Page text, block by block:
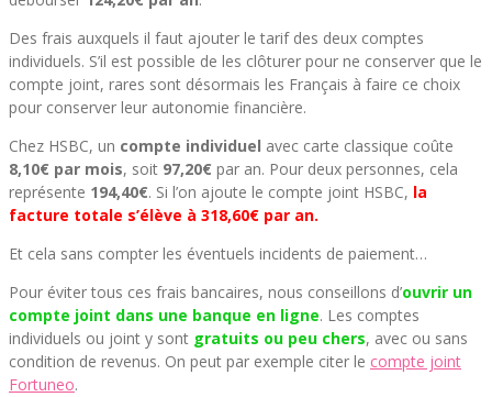
Des frais auxquels il faut ajouter le tarif des deux comptes
individuels. S’il est possible de les clôturer pour ne conserver que le
compte joint, rares sont désormais les Français à faire ce choix
pour conserver leur autonomie financière.
Chez HSBC, un compte individuel avec carte classique coûte
8,10€ par mois, soit 97,20€ par an. Pour deux personnes, cela
représente 194,40€. Si l’on ajoute le compte joint HSBC, la
facture totale s’élève à 318,60€ par an.
Et cela sans compter les éventuels incidents de paiement…
Pour éviter tous ces frais bancaires, nous conseillons d’ouvrir un
compte joint dans une banque en ligne. Les comptes
individuels ou joint y sont gratuits ou peu chers, avec ou sans
condition de revenus. On peut par exemple citer le compte joint
Fortuneo.